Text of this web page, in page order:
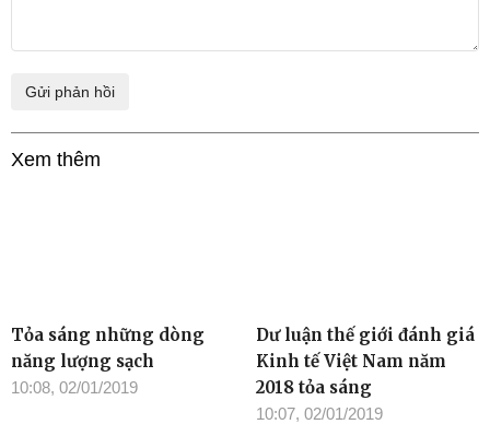
Xem thêm
Tỏa sáng những dòng
năng lượng sạch
10:08, 02/01/2019
Dư luận thế giới đánh giá
Kinh tế Việt Nam năm
2018 tỏa sáng
10:07, 02/01/2019